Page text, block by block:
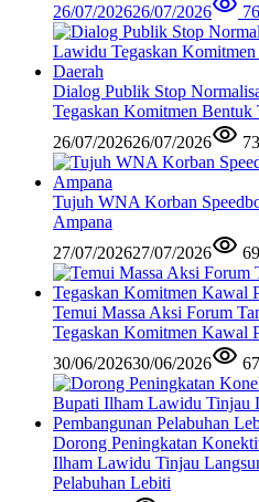
26/07/202626/07/2026
Dialog Publik Stop
Tegaskan Komitmen Bentuk
26/07/202626/07/2026
Tujuh WNA Korban
Ampana
27/07/202627/07/2026
Temui Massa Aksi Forum
Tegaskan Komitmen Kawal
30/06/202630/06/2026
Dorong Peningkatan
Ilham Lawidu Tinjau
Pelabuhan Lebiti